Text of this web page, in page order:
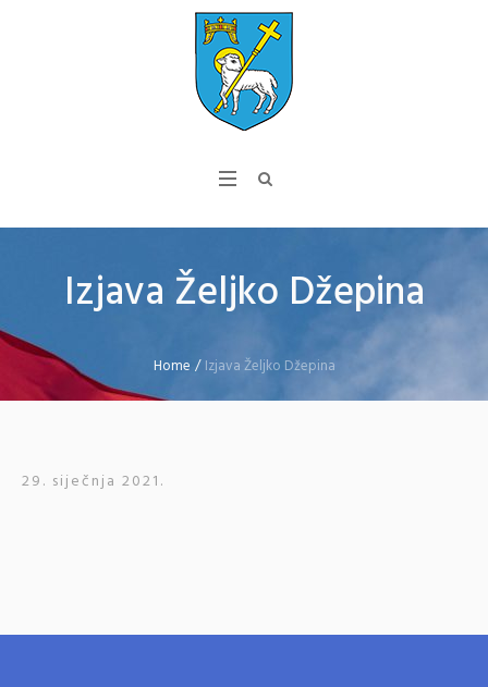
Izjava Željko Džepina
Home /Izjava Željko Džepina
29. siječnja 2021.